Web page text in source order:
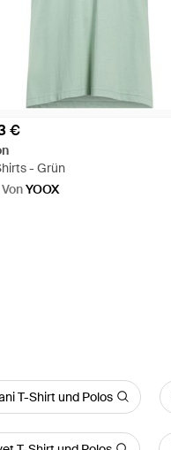
€
- Grün
VonYOOX
T-Shirt und Polos